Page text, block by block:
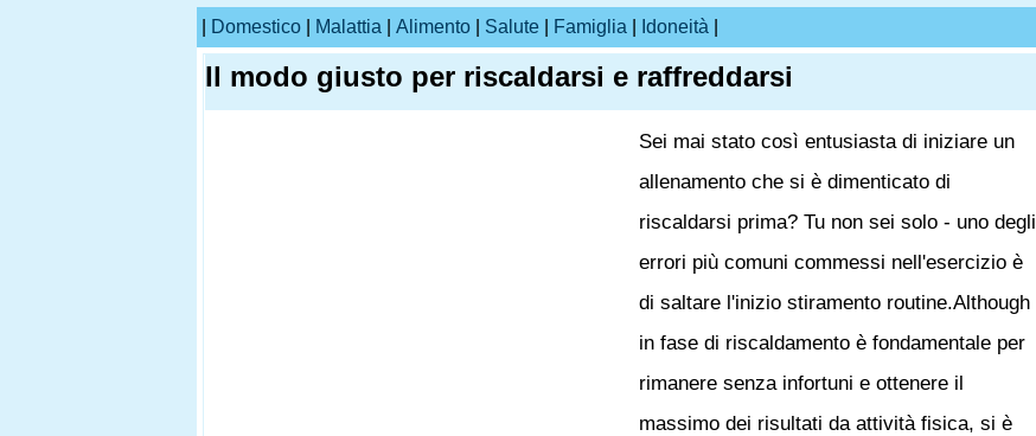
Domestico Malattia Alimento Salute Famiglia Idoneità
Il modo giusto per riscaldarsi e raffreddarsi
Sei mai stato così entusiasta di iniziare un
allenamento che si è dimenticato di
riscaldarsi prima? Tu non sei solo - uno degli
errori più comuni commessi nell'esercizio è
di saltare l'inizio stiramento routine.Although
in fase di riscaldamento è fondamentale per
rimanere senza infortuni e ottenere il
massimo dei risultati da attività fisica, si è